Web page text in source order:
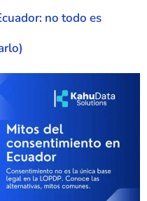
no todo es